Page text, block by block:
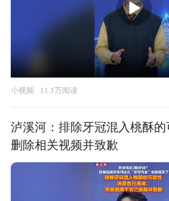
小视频 11.1万阅读
泸溪河：排除牙冠混入桃酥
删除相关视频并致歉